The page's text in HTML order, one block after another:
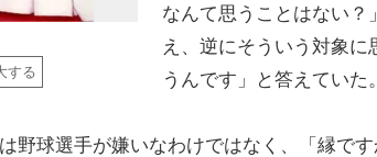
する
なんて思うことはない？
え、逆にそういう対象に
うんです」と答えていた。
野球選手が嫌いなわけではなく、「縁で